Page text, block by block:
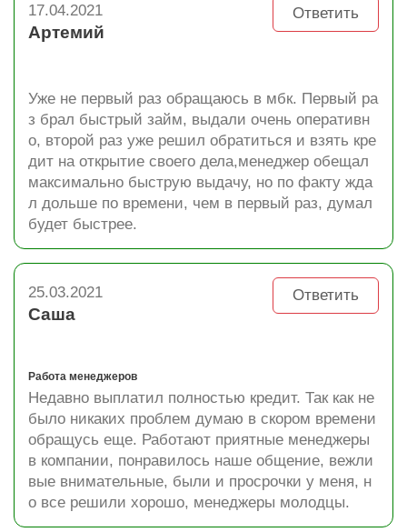
Ответить
17.04.2021
Артемий
Уже не первый раз обращаюсь в мбк. Первый ра
з брал быстрый займ, выдали очень оперативн
о, второй раз уже решил обратиться и взять кре
дит на открытие своего дела,менеджер обещал
максимально быструю выдачу, но по факту жда
л дольше по времени, чем в первый раз, думал
будет быстрее.
Ответить
25.03.2021
Саша
Работа менеджеров
Недавно выплатил полностью кредит. Так как не
было никаких проблем думаю в скором времени
обращусь еще. Работают приятные менеджеры
в компании, понравилось наше общение, вежли
вые внимательные, были и просрочки у меня, н
о все решили хорошо, менеджеры молодцы.